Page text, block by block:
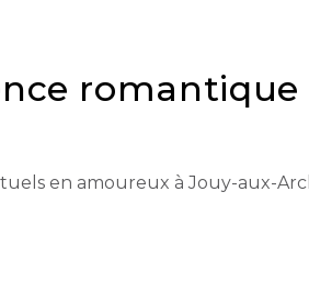
romantique
en amoureux à Jouy-aux-